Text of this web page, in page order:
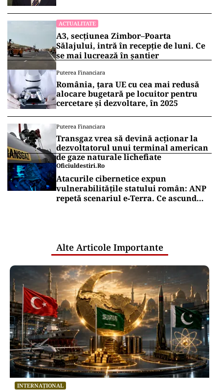
ACTUALITATE
A3, secțiunea Zimbor–Poarta
Sălajului, intră în recepție de luni. Ce
se mai lucrează în șantier
Puterea Financiara
România, țara UE cu cea mai redusă
alocare bugetară pe locuitor pentru
cercetare și dezvoltare, în 2025
Puterea Financiara
Transgaz vrea să devină acționar la
dezvoltatorul unui terminal american
de gaze naturale lichefiate
Oficiuldestiri.ro
Atacurile cibernetice expun
vulnerabilitățile statului român: ANP
repetă scenariul e‑Terra. Ce ascund
Alte Articole Importante
INTERNAȚIONAL